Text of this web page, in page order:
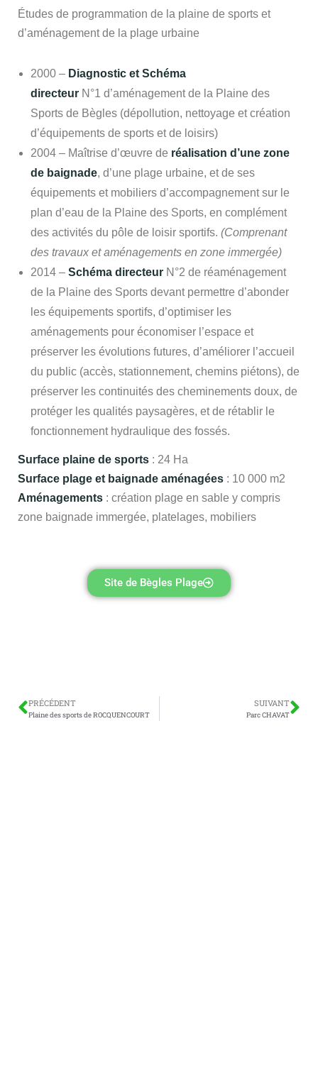
Études de programmation de la plaine de sports et
d’aménagement de la plage urbaine
2000 – Diagnostic et Schéma
directeur N°1 d’aménagement de la Plaine des
Sports de Bègles (dépollution, nettoyage et création
d’équipements de sports et de loisirs)
2004 – Maîtrise d’œuvre de réalisation d’une zone
de baignade, d’une plage urbaine, et de ses
équipements et mobiliers d’accompagnement sur le
plan d’eau de la Plaine des Sports, en complément
des activités du pôle de loisir sportifs. (Comprenant
des travaux et aménagements en zone immergée)
2014 – Schéma directeur N°2 de réaménagement
de la Plaine des Sports devant permettre d’abonder
les équipements sportifs, d’optimiser les
aménagements pour économiser l’espace et
préserver les évolutions futures, d’améliorer l’accueil
du public (accès, stationnement, chemins piétons), de
préserver les continuités des cheminements doux, de
protéger les qualités paysagères, et de rétablir le
fonctionnement hydraulique des fossés.
Surface plaine de sports : 24 Ha
Surface plage et baignade aménagées : 10 000 m2
Aménagements : création plage en sable y compris
zone baignade immergée, platelages, mobiliers
Site de Bègles Plage
PRÉCÉDENT
Plaine des sports de ROCQUENCOURT
SUIVANT
Parc CHAVAT